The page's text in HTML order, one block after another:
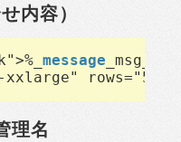
内容）
message
rows="5"
理名